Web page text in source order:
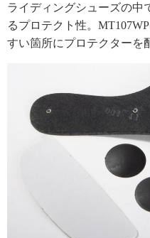
ライディングシューズの中
るプロテクト性。
すい箇所にプロテクターを